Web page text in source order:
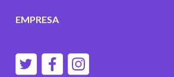
EMPRESA